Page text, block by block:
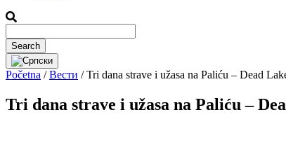
Početna / Вести / Tri dana strave i užasa na Paliću – Dead
Tri dana strave i užasa na Paliću –